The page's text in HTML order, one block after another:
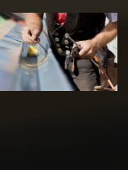
Travaux de
zinguerie 39
Jura